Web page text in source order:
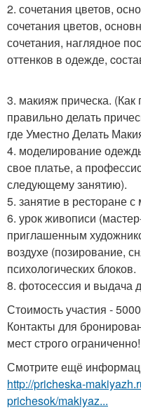
2. сочетания цветов,
сочетания цветов,
сочетания, наглядное
оттенков в одежде,
3. макияж прическа. (Как
правильно делать
где Уместно Делать
4. моделирование
свое платье, а
следующему занятию).
5. занятие в ресторане с
6. урок живописи
приглашенным
воздухе (позирование,
психологических блоков.
8. фотосессия и выдача
Стоимость участия -
Контакты для
мест строго ограниченно!
Смотрите ещё
http://pricheska-
prichesok/makiyaz...